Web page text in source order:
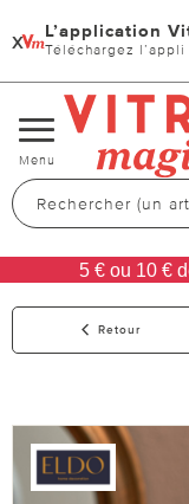
x L’application
Téléchargez l’appli
Changer
de
navigation
Menu
5 € ou 10 €
Retour